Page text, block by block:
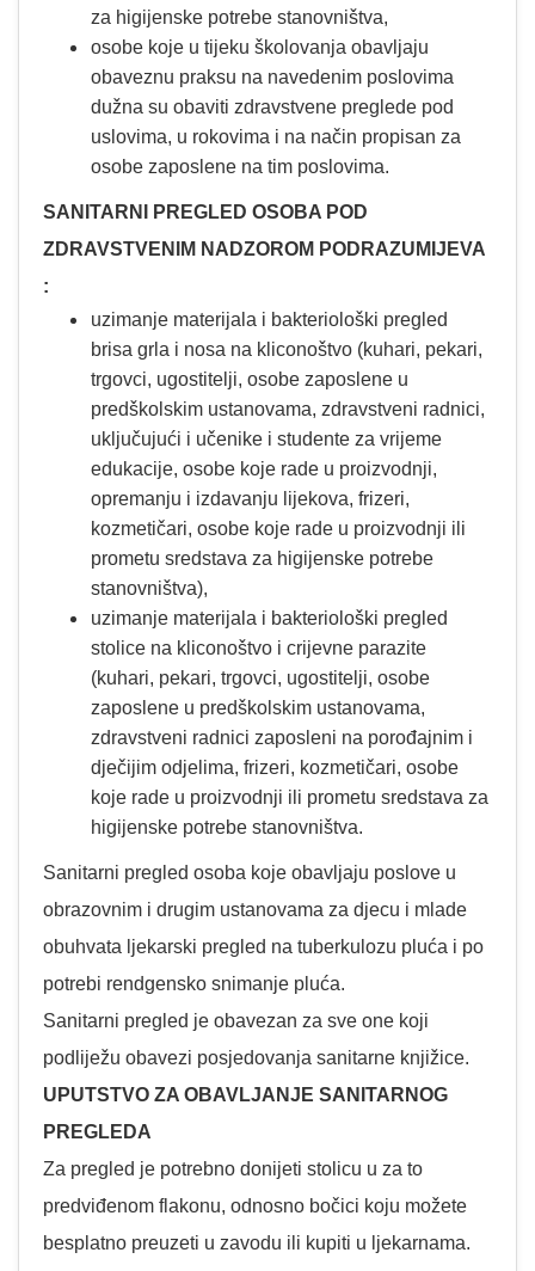
za higijenske potrebe stanovništva,
osobe koje u tijeku školovanja obavljaju
obaveznu praksu na navedenim poslovima
dužna su obaviti zdravstvene preglede pod
uslovima, u rokovima i na način propisan za
osobe zaposlene na tim poslovima.
SANITARNI PREGLED OSOBA POD
ZDRAVSTVENIM NADZOROM PODRAZUMIJEVA
:
uzimanje materijala i bakteriološki pregled
brisa grla i nosa na kliconoštvo (kuhari, pekari,
trgovci, ugostitelji, osobe zaposlene u
predškolskim ustanovama, zdravstveni radnici,
uključujući i učenike i studente za vrijeme
edukacije, osobe koje rade u proizvodnji,
opremanju i izdavanju lijekova, frizeri,
kozmetičari, osobe koje rade u proizvodnji ili
prometu sredstava za higijenske potrebe
stanovništva),
uzimanje materijala i bakteriološki pregled
stolice na kliconoštvo i crijevne parazite
(kuhari, pekari, trgovci, ugostitelji, osobe
zaposlene u predškolskim ustanovama,
zdravstveni radnici zaposleni na porođajnim i
dječijim odjelima, frizeri, kozmetičari, osobe
koje rade u proizvodnji ili prometu sredstava za
higijenske potrebe stanovništva.
Sanitarni pregled osoba koje obavljaju poslove u
obrazovnim i drugim ustanovama za djecu i mlade
obuhvata ljekarski pregled na tuberkulozu pluća i po
potrebi rendgensko snimanje pluća.
Sanitarni pregled je obavezan za sve one koji
podliježu obavezi posjedovanja sanitarne knjižice.
UPUTSTVO ZA OBAVLJANJE SANITARNOG
PREGLEDA
Za pregled je potrebno donijeti stolicu u za to
predviđenom flakonu, odnosno bočici koju možete
besplatno preuzeti u zavodu ili kupiti u ljekarnama.